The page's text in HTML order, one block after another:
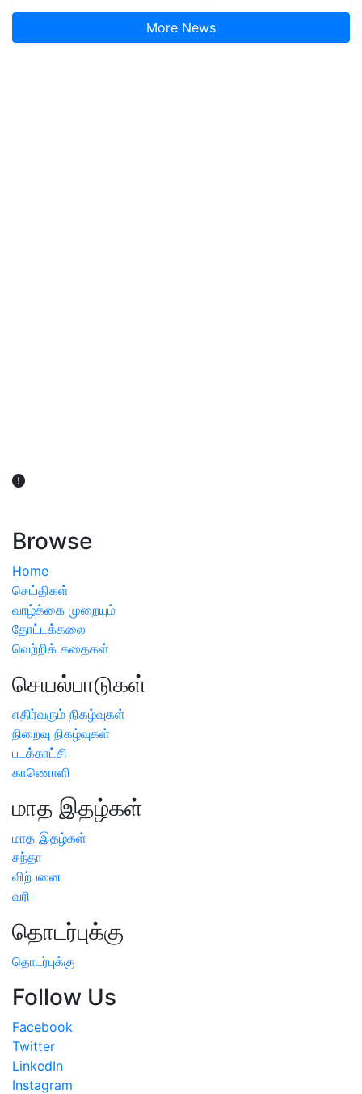
More News
Browse
Home
செய்திகள்
வாழ்க்கை முறையும்
தோட்டக்கலை
வெற்றிக் கதைகள்
செயல்பாடுகள்
எதிர்வரும் நிகழ்வுகள்
நிறைவு நிகழ்வுகள்
படக்காட்சி
காணொளி
மாத இதழ்கள்
மாத இதழ்கள்
சந்தா
விற்பனை
வரி
தொடர்புக்கு
தொடர்புக்கு
Follow Us
Facebook
Twitter
LinkedIn
Instagram